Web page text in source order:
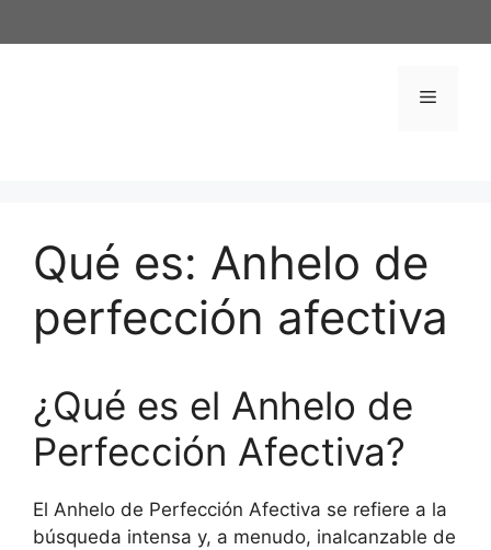
al
Menú
Qué es: Anhelo de
perfección afectiva
¿Qué es el Anhelo de
Perfección Afectiva?
El Anhelo de Perfección Afectiva se refiere a la
búsqueda intensa y, a menudo, inalcanzable de